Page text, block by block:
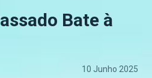
Bate à
10 Junho 2025